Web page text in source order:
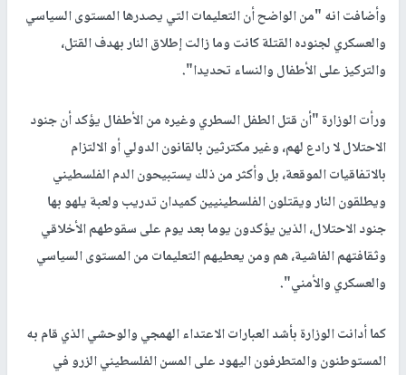
وأضافت انه "من الواضح أن التعليمات التي يصدرها المستوى السياسي
والعسكري لجنوده القتلة كانت وما زالت إطلاق النار بهدف القتل،
والتركيز على الأطفال والنساء تحديدا".
ورأت الوزارة "أن قتل الطفل السطري وغيره من الأطفال يؤكد أن جنود
الاحتلال لا رادع لهم، وغير مكترثين بالقانون الدولي أو الالتزام
بالاتفاقيات الموقعة، بل وأكثر من ذلك يستبيحون الدم الفلسطيني
ويطلقون النار ويقتلون الفلسطينيين كميدان تدريب ولعبة يلهو بها
جنود الاحتلال، الذين يؤكدون يوما بعد يوم على سقوطهم الأخلاقي
وثقافتهم الفاشية، هم ومن يعطيهم التعليمات من المستوى السياسي
والعسكري والأمني".
كما أدانت الوزارة بأشد العبارات الاعتداء الهمجي والوحشي الذي قام به
المستوطنون والمتطرفون اليهود على المسن الفلسطيني الزرو في